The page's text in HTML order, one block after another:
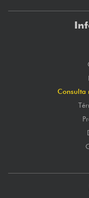
Consulta